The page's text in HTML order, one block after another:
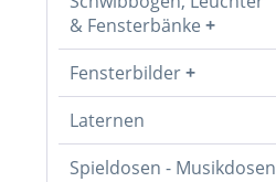
& Fensterbänke
Fensterbilder
Laternen
Spieldosen - Musikdosen